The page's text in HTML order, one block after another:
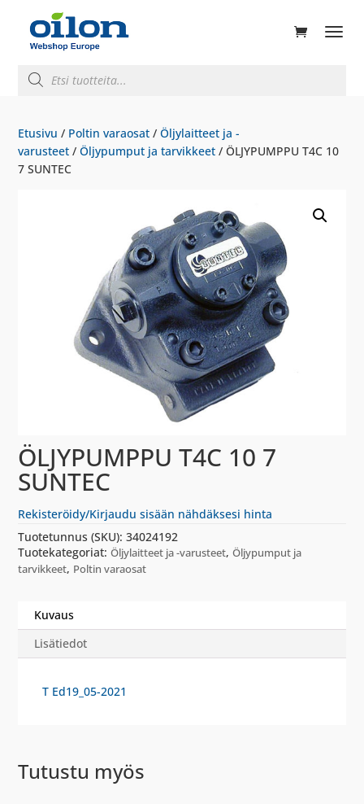
search
Etusivu / Poltin varaosat /Öljylaitteet ja -
varusteet /Öljypumput ja tarvikkeet / ÖLJYPUMPPU T4C 10
7 SUNTEC
ÖLJYPUMPPU T4C 10 7
SUNTEC
Rekisteröidy/Kirjaudu sisään nähdäksesi hinta
Tuotetunnus (SKU):34024192
Tuotekategoriat:Öljylaitteet ja -varusteet,Öljypumput ja
tarvikkeet, Poltin varaosat
Kuvaus
Lisätiedot
T Ed19_05-2021
Tutustu myös